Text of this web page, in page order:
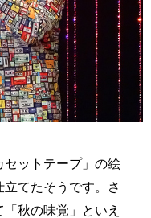
ットテープ」の絵
てたそうです。さ
秋の味覚」といえ